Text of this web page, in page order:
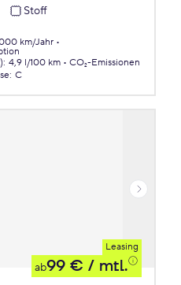
Stoff
km/Jahr
: 4,9 l/100 km
CO₂-Emissionen
: C
Leasing
ab99 € / mtl.